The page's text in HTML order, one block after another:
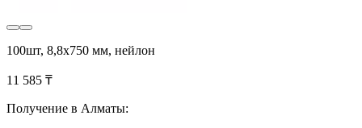
100шт, 8,8х750 мм, нейлон
11 585 ₸
Получение в Алматы: